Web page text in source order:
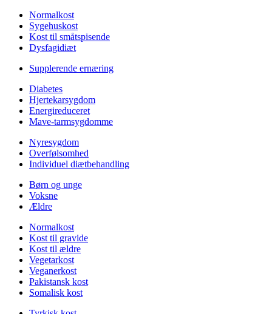
Normalkost
Sygehuskost
Kost til småtspisende
Dysfagidiæt
Supplerende ernæring
Diabetes
Hjertekarsygdom
Energireduceret
Mave-tarmsygdomme
Nyresygdom
Overfølsomhed
Individuel diætbehandling
Børn og unge
Voksne
Ældre
Normalkost
Kost til gravide
Kost til ældre
Vegetarkost
Veganerkost
Pakistansk kost
Somalisk kost